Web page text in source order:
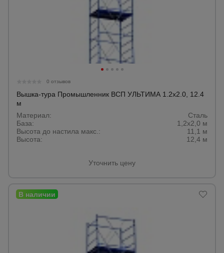
0 отзывов
Вышка-тура Промышленник ВСП УЛЬТИМА 1.2х2.0, 12.4
м
Материал:
Сталь
База:
1,2х2,0 м
Высота до настила макс.:
11,1 м
Высота:
12,4 м
Уточнить цену